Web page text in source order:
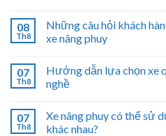
08
Th8
Những câu hỏi khách
xe nâng phuy
07
Th8
Hướng dẫn lựa chọn xe
nghề
07
Th8
Xe nâng phuy có thể sử
khác nhau?